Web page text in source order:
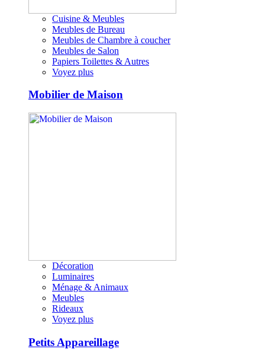
Cuisine & Meubles
Meubles de Bureau
Meubles de Chambre à coucher
Meubles de Salon
Papiers Toilettes & Autres
Voyez plus
Mobilier de Maison
Décoration
Luminaires
Ménage & Animaux
Meubles
Rideaux
Voyez plus
Petits Appareillage